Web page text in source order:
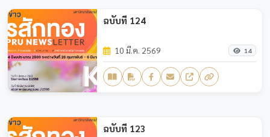
ฉบับที่ 124
10 มี.ค. 2569 14
ฉบับที่ 123